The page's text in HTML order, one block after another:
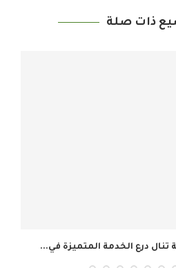
ذات صلة
تنال درع الخدمة المتميزة في...